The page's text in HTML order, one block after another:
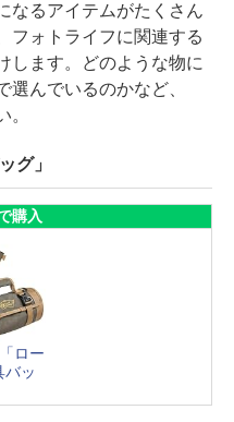
なるアイテムがたくさん
フォトライフに関連する
します。どのような物に
んでいるのかなど、
。
グ」
購入
ロー
バッ